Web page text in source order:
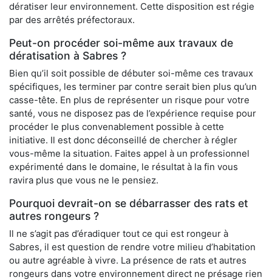
dératiser leur environnement. Cette disposition est régie
par des arrêtés préfectoraux.
Peut-on procéder soi-même aux travaux de
dératisation à Sabres ?
Bien qu’il soit possible de débuter soi-même ces travaux
spécifiques, les terminer par contre serait bien plus qu’un
casse-tête. En plus de représenter un risque pour votre
santé, vous ne disposez pas de l’expérience requise pour
procéder le plus convenablement possible à cette
initiative. Il est donc déconseillé de chercher à régler
vous-même la situation. Faites appel à un professionnel
expérimenté dans le domaine, le résultat à la fin vous
ravira plus que vous ne le pensiez.
Pourquoi devrait-on se débarrasser des rats et
autres rongeurs ?
Il ne s’agit pas d’éradiquer tout ce qui est rongeur à
Sabres, il est question de rendre votre milieu d’habitation
ou autre agréable à vivre. La présence de rats et autres
rongeurs dans votre environnement direct ne présage rien